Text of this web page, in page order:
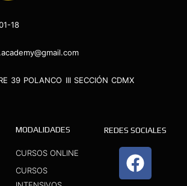
18
39 POLANCO III SECCIÓN CDMX
MODALIDADES
CURSOS ONLINE
CURSOS
REDES SOCIALES
F
a
I
n
Y
o